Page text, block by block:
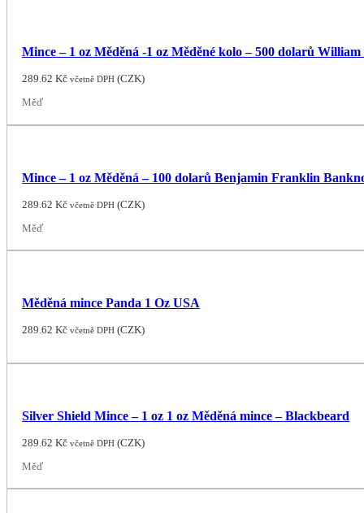
Mince – 1 oz Měděná -1 oz Měděné kolo – 500 dolarů
289.62Kč včetně DPH (CZK)
Měď
Mince – 1 oz Měděná – 100 dolarů Benjamin Franklin
289.62Kč včetně DPH (CZK)
Měď
Měděná mince Panda 1 Oz USA
289.62Kč včetně DPH (CZK)
Silver Shield Mince – 1 oz 1 oz Měděná mince – Blackbeard
289.62Kč včetně DPH (CZK)
Měď